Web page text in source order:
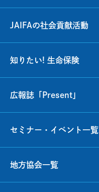
JAIFAの社会貢献活動
知りたい! 生命保険
広報誌「Present」
セミナー・イベント一覧
地方協会一覧